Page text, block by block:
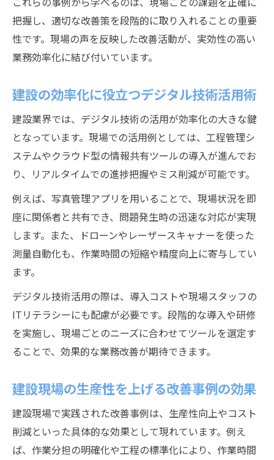
把握し、適切な改善策を段階的に取り入れることの重要
性です。現場の声を反映した改善活動が、実効性の高い
業務効率化に結び付いています。
建設の効率化に役立つデジタル技術活用術
建設業界では、デジタル技術の活用が効率化の大きな鍵
となっています。現場での活用例としては、工程管理シ
ステムやクラウド型の情報共有ツールの導入が進んでお
り、リアルタイムでの進捗把握やミス削減が可能です。
例えば、写真管理アプリを用いることで、現場状況を即
座に関係者と共有でき、問題発生時の迅速な対応が実現
します。また、ドローンやレーザースキャナーを使った
測量自動化も、作業時間の短縮や精度向上に寄与してい
ます。
デジタル技術活用の際は、導入コストや現場スタッフの
ITリテラシーにも配慮が必要です。段階的な導入や研修
を実施し、現場ごとのニーズに合わせてツールを選定す
ることで、効果的な業務改善が期待できます。
建設現場の生産性を上げる改善事例の効果
建設現場で実践された改善事例は、生産性向上やコスト
削減といった具体的な効果として現れています。例え
ば、作業分担の明確化や工程の標準化により、作業時間